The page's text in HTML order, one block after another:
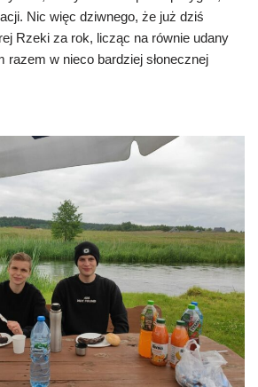
Nic więc dziwnego, że już dziś
Rzeki za rok, licząc na równie udany
razem w nieco bardziej słonecznej